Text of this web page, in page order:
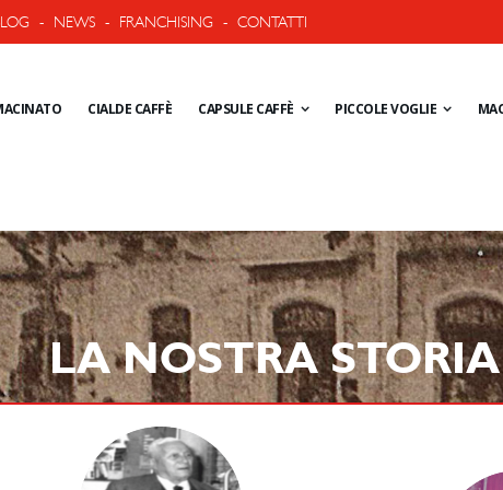
- NEWS - FRANCHISING - CONTATTI
CIALDE CAFFÈ CAPSULE CAFFÈ PICCOLE VOGLIE
LA NOSTRA STORIA